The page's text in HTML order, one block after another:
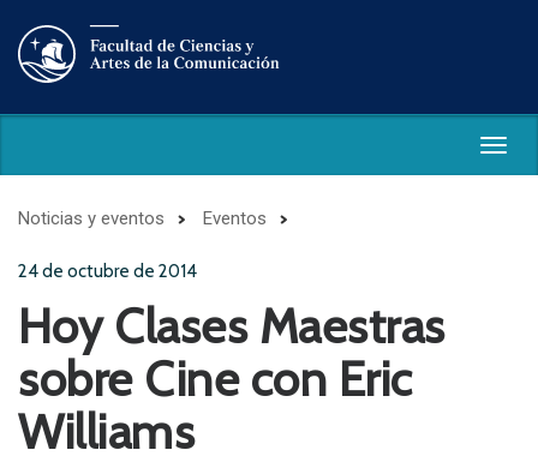
Noticias y eventos Eventos
24 de octubre de 2014
Hoy Clases Maestras
sobre Cine con Eric
Williams